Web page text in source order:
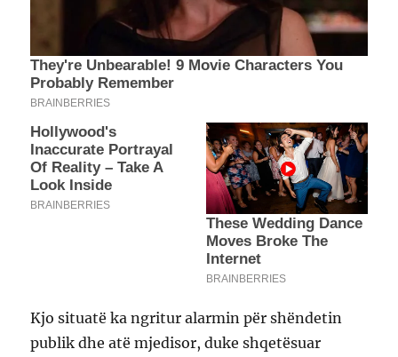
Kjo situatë ka ngritur alarmin për shëndetin
publik dhe atë mjedisor, duke shqetësuar